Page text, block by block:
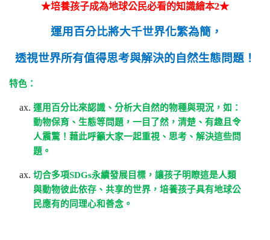
★培養孩子成為地球公民必看的知識繪本2★
運用百分比將大千世界化繁為簡，
透視世界所有值得思考與解決的自然生態問題！
特色：
運用百分比來認識、分析大自然的物種與現況，如：
動物保育、 生態等問題，一目了然， 清楚、有趣且令
人震驚！藉此呼籲大家一起重視、思考、解決這些問
題。
切合多項SDGs永續發展目標，讓孩子明瞭這是人類
與動物彼此依存、共享的世界，培養孩子具有地球公
民應有的同理心和善念。